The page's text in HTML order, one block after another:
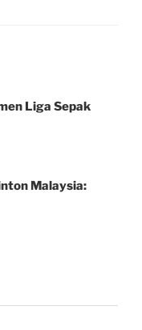
Liga Sepak
Malaysia: